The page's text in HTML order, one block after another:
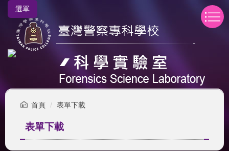
到
內
選單
首頁 表單下載
表單下載